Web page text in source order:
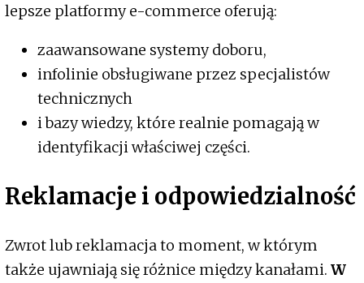
lepsze platformy e-commerce oferują:
zaawansowane systemy doboru,
infolinie obsługiwane przez specjalistów
technicznych
i bazy wiedzy, które realnie pomagają w
identyfikacji właściwej części.
Reklamacje i odpowiedzialność
Zwrot lub reklamacja to moment, w którym
także ujawniają się różnice między kanałami. W